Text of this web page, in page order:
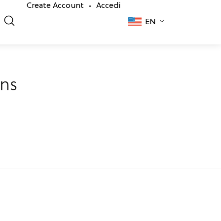
Create Account •
Accedi
EN